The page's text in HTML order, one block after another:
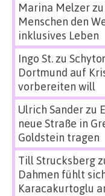
Marina Melzerzu
Menschen den
inklusives Leben
Ingo St.zu
Dortmund auf
vorbereiten will
Ulrich Sanderzu
neue Straße in
Goldstein tragen
Till Strucksberg
Dahmen fühlt
Karacakurtoglu